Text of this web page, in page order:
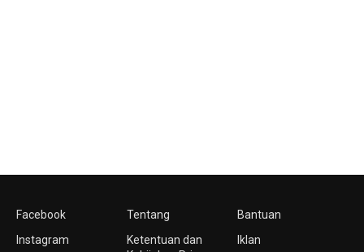
Facebook
Instagram
Tentang
Ketentuan dan
Bantuan
Iklan